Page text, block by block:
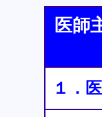
医師
１．